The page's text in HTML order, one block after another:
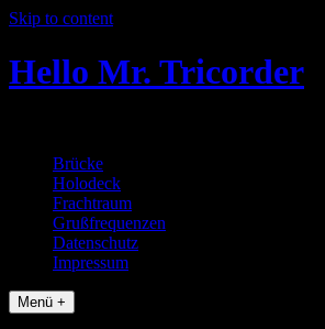
Skip to content
Hello Mr. Tricorder
Brücke
Holodeck
Frachtraum
Grußfrequenzen
Datenschutz
Impressum
Menü +